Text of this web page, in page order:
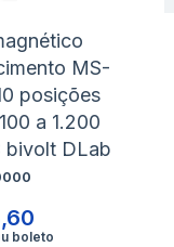
MS-
posições
a 1.200
bivolt DLab